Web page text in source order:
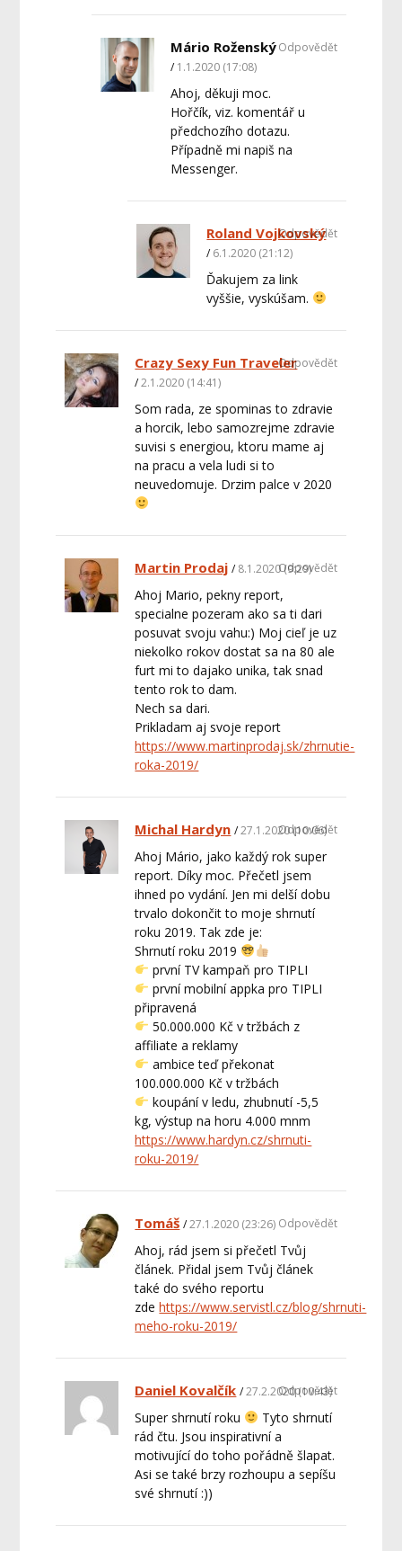
Mário Roženský
1.1.2020 (17:08)
Ahoj, děkuji moc.
Hořčík, viz. komentář u
předchozího dotazu.
Případně mi napiš na
Messenger.
Odpovědět
Roland Vojkovský
6.1.2020 (21:12)
Ďakujem za link
vyššie, vyskúšam.
Odpovědět
Crazy Sexy Fun Traveler
2.1.2020 (14:41)
Som rada, ze spominas to zdravie
a horcik, lebo samozrejme zdravie
suvisi s energiou, ktoru mame aj
na pracu a vela ludi si to
neuvedomuje. Drzim palce v 2020
Odpovědět
Martin Prodaj 8.1.2020 (9:29)
Ahoj Mario, pekny report,
specialne pozeram ako sa ti dari
posuvat svoju vahu:) Moj cieľ je uz
niekolko rokov dostat sa na 80 ale
furt mi to dajako unika, tak snad
tento rok to dam.
Nech sa dari.
Prikladam aj svoje report
https://www.martinprodaj.sk/zhrnutie-
roka-2019/
Odpovědět
Michal Hardyn 27.1.2020 (10:06)
Ahoj Mário, jako každý rok super
report. Díky moc. Přečetl jsem
ihned po vydání. Jen mi delší dobu
trvalo dokončit to moje shrnutí
roku 2019. Tak zde je:
Shrnutí roku 2019
první TV kampaň pro TIPLI
první mobilní appka pro TIPLI
připravená
50.000.000 Kč v tržbách z
affiliate a reklamy
ambice teď překonat
100.000.000 Kč v tržbách
koupání v ledu, zhubnutí -5,5
kg, výstup na horu 4.000 mnm
https://www.hardyn.cz/shrnuti-
roku-2019/
Odpovědět
Tomáš 27.1.2020 (23:26)
Ahoj, rád jsem si přečetl Tvůj
článek. Přidal jsem Tvůj článek
také do svého reportu
zdehttps://www.servistl.cz/blog/shrnuti-
meho-roku-2019/
Odpovědět
Daniel Kovalčík 27.2.2020 (10:43)
Super shrnutí roku
Tyto shrnutí
rád čtu. Jsou inspirativní a
motivující do toho pořádně šlapat.
Asi se také brzy rozhoupu a sepíšu
své shrnutí :))
Odpovědět